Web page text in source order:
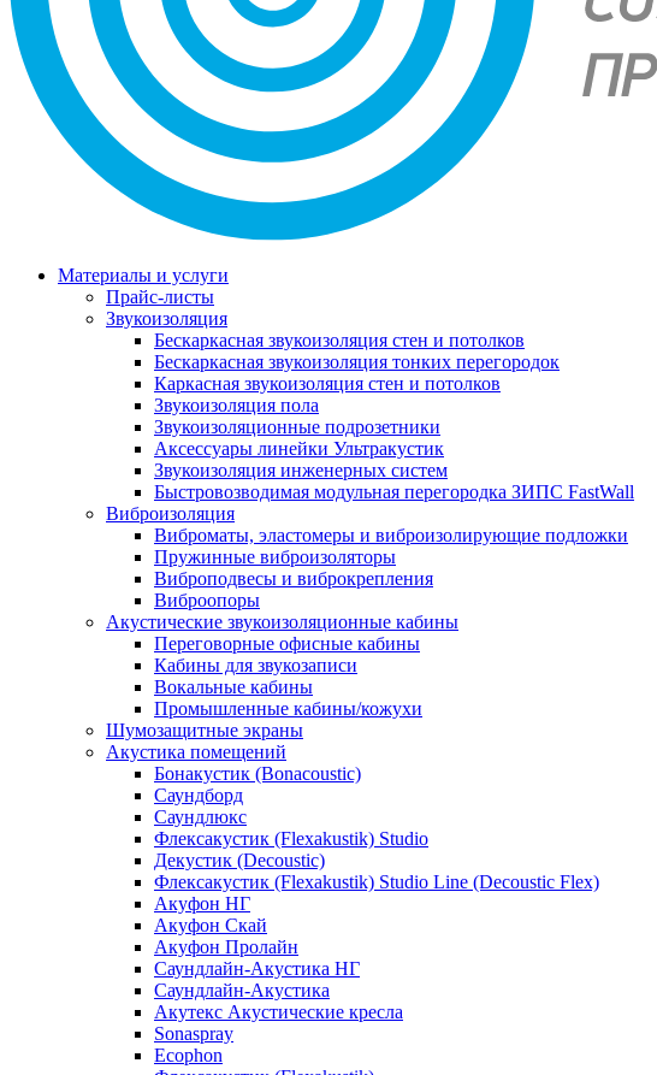
Материалы и услуги
Прайс-листы
Звукоизоляция
Бескаркасная звукоизоляция стен и потолков
Бескаркасная звукоизоляция тонких перегородок
Каркасная звукоизоляция стен и потолков
Звукоизоляция пола
Звукоизоляционные подрозетники
Аксессуары линейки Ультракустик
Звукоизоляция инженерных систем
Быстровозводимая модульная перегородка ЗИПС FastWall
Виброизоляция
Виброматы, эластомеры и виброизолирующие подложки
Пружинные виброизоляторы
Виброподвесы и виброкрепления
Виброопоры
Акустические звукоизоляционные кабины
Переговорные офисные кабины
Кабины для звукозаписи
Вокальные кабины
Промышленные кабины/кожухи
Шумозащитные экраны
Акустика помещений
Бонакустик (Bonacoustic)
Саундборд
Саундлюкс
Флексакустик (Flexakustik) Studio
Декустик (Decoustic)
Флексакустик (Flexakustik) Studio Line (Decoustic Flex)
Акуфон НГ
Акуфон Скай
Акуфон Пролайн
Саундлайн-Акустика НГ
Саундлайн-Акустика
Акутекс Акустические кресла
Sonaspray
Ecophon